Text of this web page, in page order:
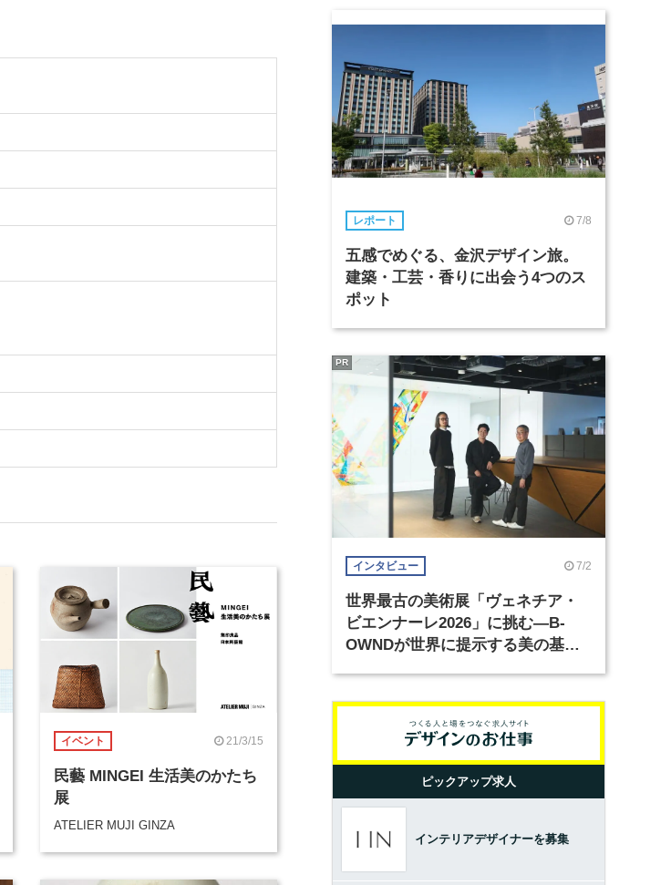
イベント 21/3/15
民藝 MINGEI 生活美のかたち
展
ATELIER MUJI GINZA
レポート 7/8
五感でめぐる、金沢デザイン旅。
建築・工芸・香りに出会う4つのス
ポット
インタビュー 7/2
世界最古の美術展「ヴェネチア・
ビエンナーレ2026」に挑む―B-
OWNDが世界に提示する美の基準
PR
ピックアップ求人
インテリアデザイナーを募集